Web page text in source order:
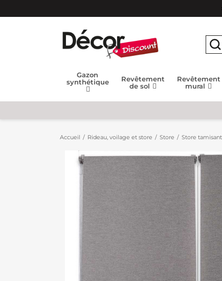
Gazon
synthétique
Revêtement
de sol
Revêtement
mural
Accueil Rideau, voilage et store Store Store tamisant